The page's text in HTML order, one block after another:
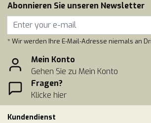
Abonnieren Sie unseren Newsletter
* Wir werden Ihre E-Mail-Adresse niemals an
Mein Konto
Gehen Sie zu Mein Konto
Fragen?
Klicke hier
Kundendienst